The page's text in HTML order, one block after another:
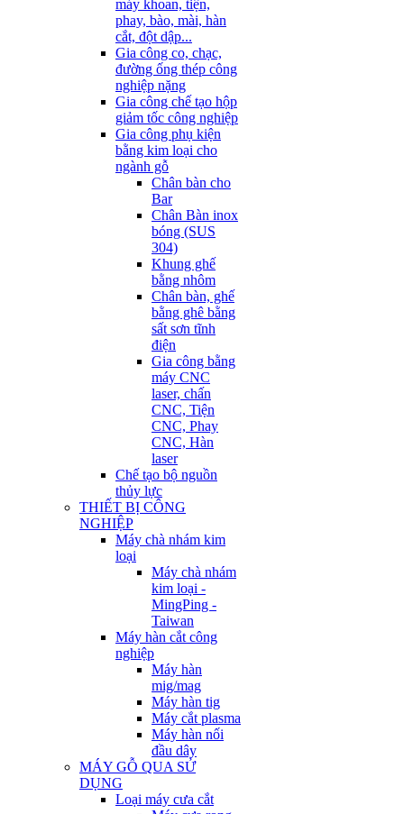
máy khoan, tiện,
phay, bào, mài, hàn
cắt, đột dập...
Gia công co, chạc,
đường ống thép công
nghiệp nặng
Gia công chế tạo hộp
giảm tốc công nghiệp
Gia công phụ kiện
bằng kim loại cho
ngành gỗ
Chân bàn cho
Bar
Chân Bàn inox
bóng (SUS
304)
Khung ghế
bằng nhôm
Chân bàn, ghế
bằng ghê bằng
sất sơn tĩnh
điện
Gia công bằng
máy CNC
laser, chấn
CNC, Tiện
CNC, Phay
CNC, Hàn
laser
Chế tạo bộ nguồn
thủy lực
THIẾT BỊ CÔNG
NGHIỆP
Máy chà nhám kim
loại
Máy chà nhám
kim loại -
MingPing -
Taiwan
Máy hàn cắt công
nghiệp
Máy hàn
mig/mag
Máy hàn tig
Máy cắt plasma
Máy hàn nối
đầu dây
MÁY GỖ QUA SỬ
DỤNG
Loại máy cưa cắt